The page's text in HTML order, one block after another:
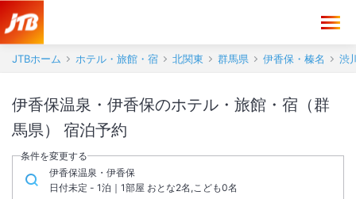
JTBホーム ホテル・旅館・宿 北関東 群馬県 伊香保・榛名 渋
伊香保温泉・伊香保のホテル・旅館・宿（群
馬県） 宿泊予約
条件を変更する
伊香保温泉・伊香保
日付未定 - 1泊｜1部屋 おとな2名,こども0名